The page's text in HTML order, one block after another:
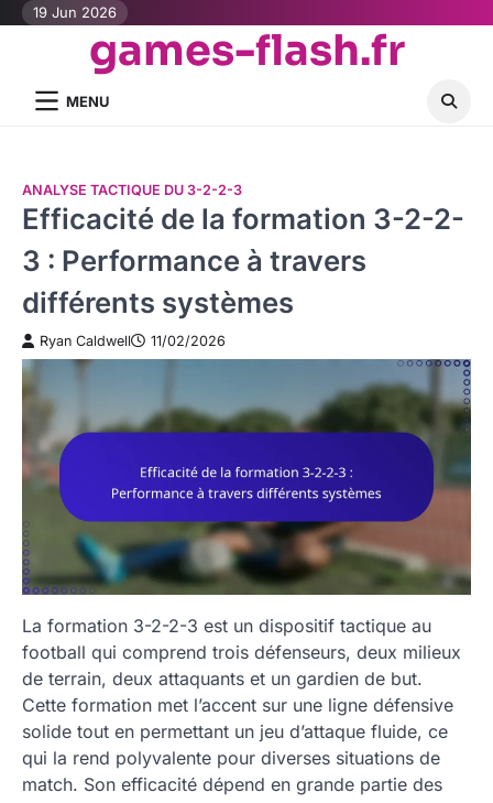
Skip19 Jun 2026
games-flash.fr
MENU
ANALYSE TACTIQUE DU 3-2-2-3
Efficacité de la formation 3-2-2-
3 : Performance à travers
différents systèmes
Ryan Caldwell 11/02/2026
La formation 3-2-2-3 est un dispositif tactique au
football qui comprend trois défenseurs, deux milieux
de terrain, deux attaquants et un gardien de but.
Cette formation met l’accent sur une ligne défensive
solide tout en permettant un jeu d’attaque fluide, ce
qui la rend polyvalente pour diverses situations de
match. Son efficacité dépend en grande partie des